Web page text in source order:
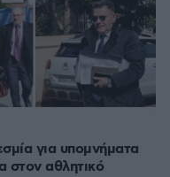
για υπομνήματα
στον αθλητικό